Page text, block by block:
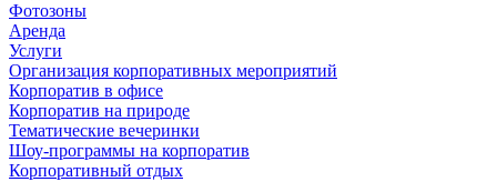
Фотозоны
Аренда
Услуги
Организация корпоративных мероприятий
Корпоратив в офисе
Корпоратив на природе
Тематические вечеринки
Шоу-программы на корпоратив
Корпоративный отдых